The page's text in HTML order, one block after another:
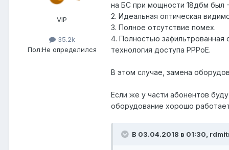
VIP
35.2k
Пол:Не определился
на БС при мощности 18дбм был
2. Идеальная оптическая
3. Полное отсутствие помех.
4. Полностью
технология доступа PPPoE.
В этом случае, замена
Если же у части абонентов
оборудование хорошо
В 03.04.2018 в 01:30,